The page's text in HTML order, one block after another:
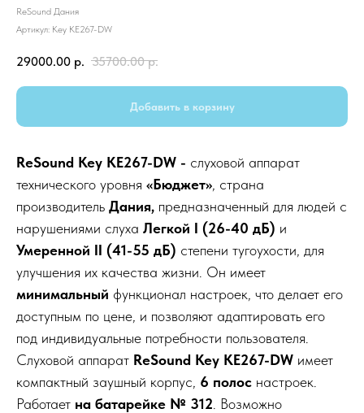
ReSound Дания
Артикул: Key KE267-DW
29000.00 р. 35700.00 р.
Добавить в корзину
ReSound Key KE267-DW - слуховой аппарат
технического уровня «Бюджет», страна
производитель Дания, предназначенный для людей с
нарушениями слуха Легкой I (26-40 дБ) и
Умеренной II (41-55 дБ) степени тугоухости, для
улучшения их качества жизни. Он имеет
минимальный функционал настроек, что делает его
доступным по цене, и позволяют адаптировать его
под индивидуальные потребности пользователя.
Слуховой аппарат ReSound Key KE267-DW имеет
компактный заушный корпус, 6 полос настроек.
Работает на батарейке № 312 . Возможно